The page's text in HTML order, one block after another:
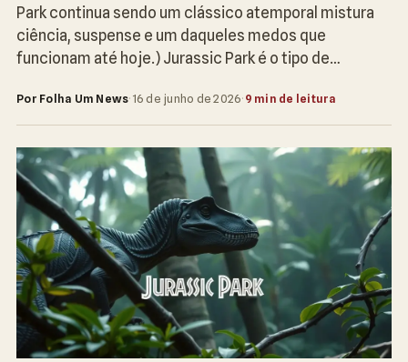
Park continua sendo um clássico atemporal mistura
ciência, suspense e um daqueles medos que
funcionam até hoje.) Jurassic Park é o tipo de…
Por Folha Um News· 16 de junho de 2026· 9 min de leitura